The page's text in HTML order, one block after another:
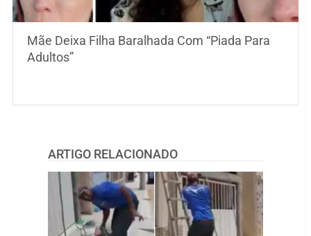
Mãe Deixa Filha Baralhada Com “Piada Para
Adultos”
ARTIGO RELACIONADO